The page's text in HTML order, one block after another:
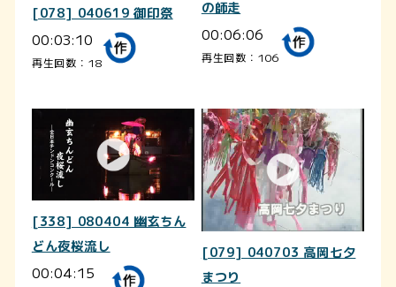
[078] 040619 御印祭
00:03:10
再生回数：18
の師走
00:06:06
再生回数：106
[338] 080404 幽玄ちん
どん夜桜流し
00:04:15
[079] 040703 高岡七夕
まつり